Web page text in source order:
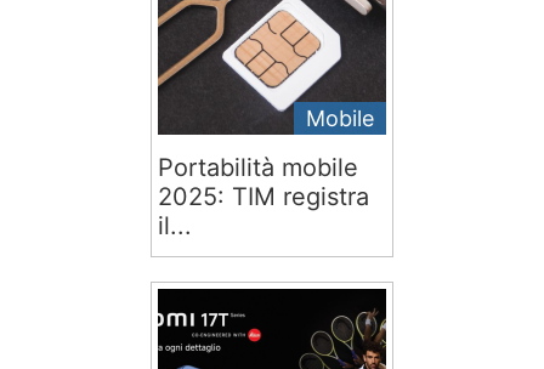
Mobile
Portabilità mobile
2025: TIM registra
il...